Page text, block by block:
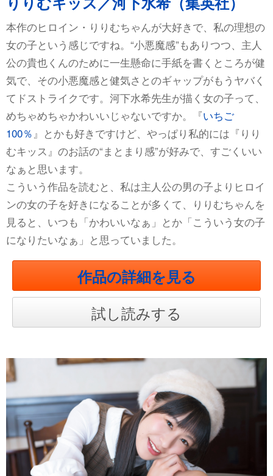
本作のヒロイン・りりむちゃんが大好きで、私の理想の
女の子という感じですね。“小悪魔感”もありつつ、主人
公の貴也くんのために一生懸命に手紙を書くところが健
気で、その小悪魔感と健気さとのギャップがもうヤバく
てドストライクです。河下水希先生が描く女の子って、
めちゃめちゃかわいいじゃないですか。『いちご
100％ 』とかも好きですけど、やっぱり私的には『りり
むキッス』のお話の“まとまり感”が好みで、すごくいい
なぁと思います。
こういう作品を読むと、私は主人公の男の子よりヒロイ
ンの女の子を好きになることが多くて、りりむちゃんを
見ると、いつも「かわいいなぁ」とか「こういう女の子
になりたいなぁ」と思っていました。
作品の詳細を見る
試し読みする